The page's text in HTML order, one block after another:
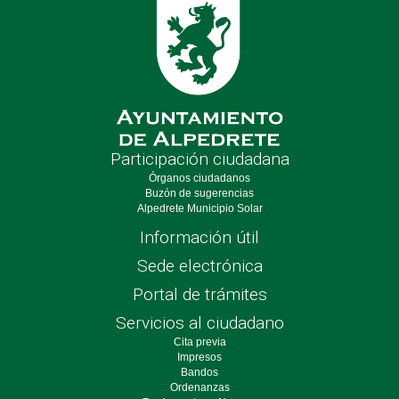
Participación ciudadana
Órganos ciudadanos
Buzón de sugerencias
Alpedrete Municipio Solar
Información útil
Sede electrónica
Portal de trámites
Servicios al ciudadano
Cita previa
Impresos
Bandos
Ordenanzas